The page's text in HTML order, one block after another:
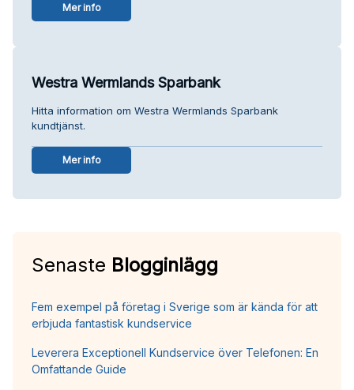
Mer info
Westra Wermlands Sparbank
Hitta information om Westra Wermlands Sparbank
kundtjänst.
Mer info
Senaste Blogginlägg
Fem exempel på företag i Sverige som är kända för att
erbjuda fantastisk kundservice
Leverera Exceptionell Kundservice över Telefonen: En
Omfattande Guide